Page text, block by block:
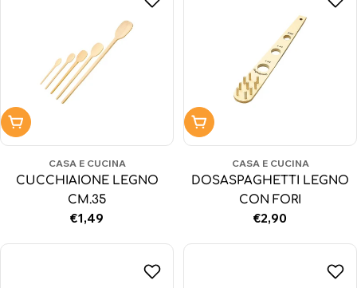
Aggiungi al carrello
CASA E CUCINA
CUCCHIAIONE LEGNO
CM.35
Prezzo
€1,49
Aggiungi al carrello
CASA E CUCINA
DOSASPAGHETTI LEGNO
CON FORI
Prezzo
€2,90